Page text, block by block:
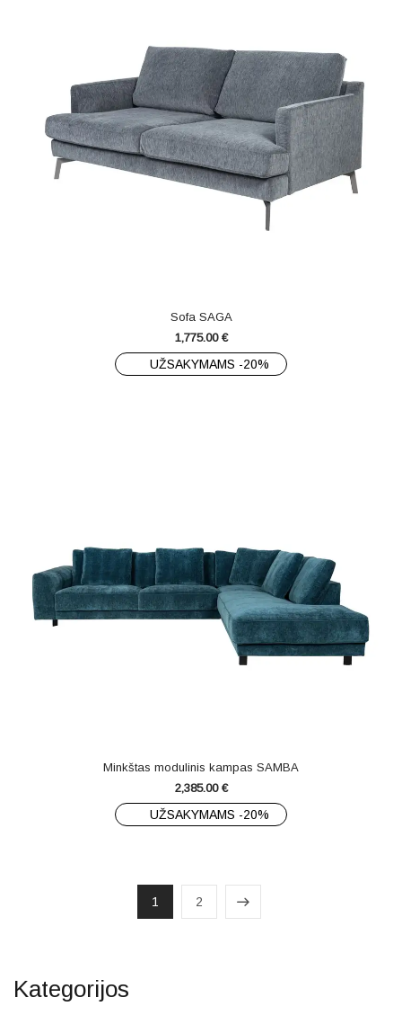
Sofa SAGA
1,775.00 €
UŽSAKYMAMS -20%
Minkštas modulinis kampas SAMBA
2,385.00 €
UŽSAKYMAMS -20%
1 2
Kategorijos